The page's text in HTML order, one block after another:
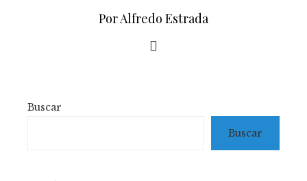
Por Alfredo Estrada
Buscar
Buscar